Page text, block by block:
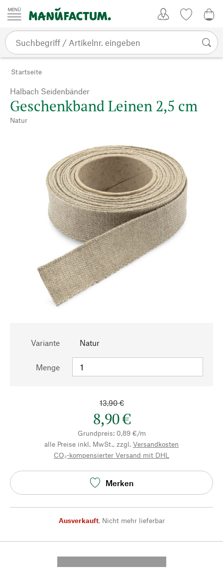
Zum Inhalt springen
Startseite
Halbach Seidenbänder
Geschenkband Leinen 2,5 cm
Natur
Variante Natur
Menge
13,90 €
8,90 €
Grundpreis: 0,89 €/m
alle Preise inkl. MwSt., zzgl. Versandkosten
CO₂-kompensierter Versand mit DHL
Merken
Ausverkauft, Nicht mehr lieferbar